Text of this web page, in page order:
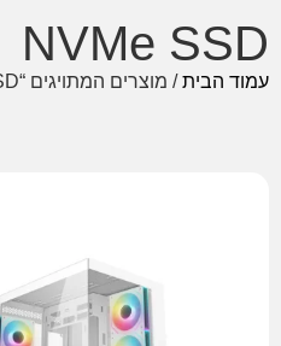
NVMe SSD
עמוד הבית/ מוצרים המתויגים “NVMe SSD”